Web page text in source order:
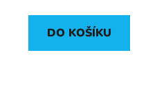
DO KOŠÍKU